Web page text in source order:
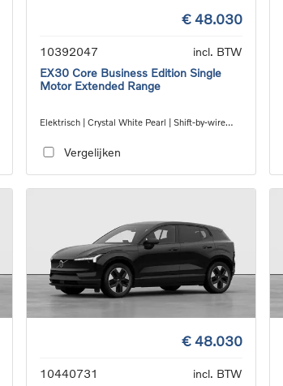
€ 48.030
10392047
incl. BTW
EX30 Core Business Edition Single
Motor Extended Range
Elektrisch | Crystal White Pearl | Shift-by-wire
Vergelijken
€ 48.030
10440731
incl. BTW